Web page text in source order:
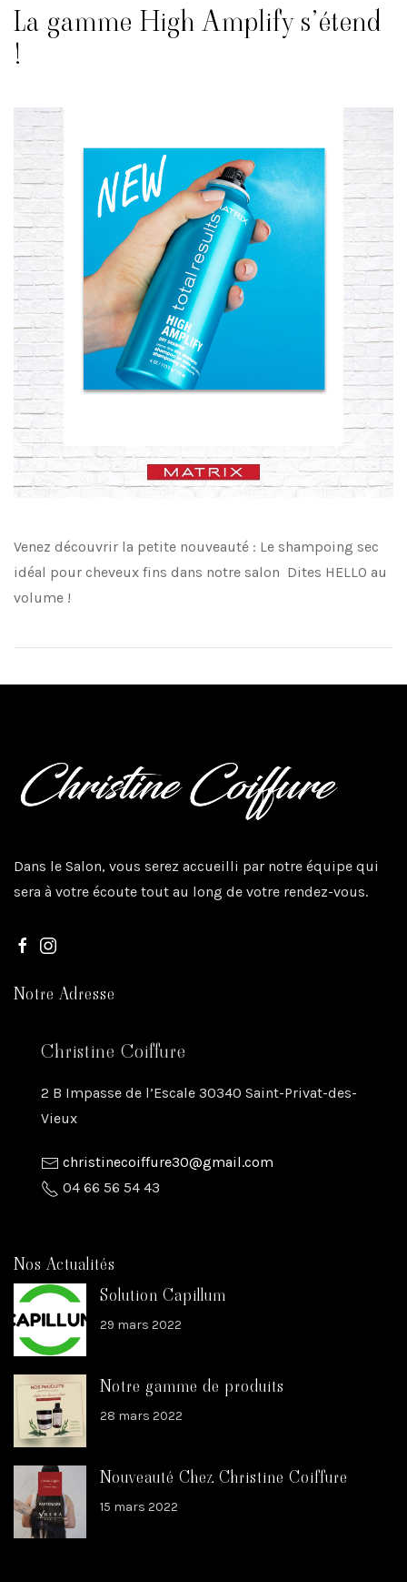
La gamme High Amplify s’étend
!
Venez découvrir la petite nouveauté : Le shampoing sec
idéal pour cheveux fins dans notre salon Dites HELLO au
volume !
Dans le Salon, vous serez accueilli par notre équipe qui
sera à votre écoute tout au long de votre rendez-vous.
Notre Adresse
Christine Coiffure
2 B Impasse de l’Escale 30340 Saint-Privat-des-
Vieux
christinecoiffure30@gmail.com
04 66 56 54 43
Nos Actualités
Solution Capillum
29 mars 2022
Notre gamme de produits
28 mars 2022
Nouveauté Chez Christine Coiffure
15 mars 2022